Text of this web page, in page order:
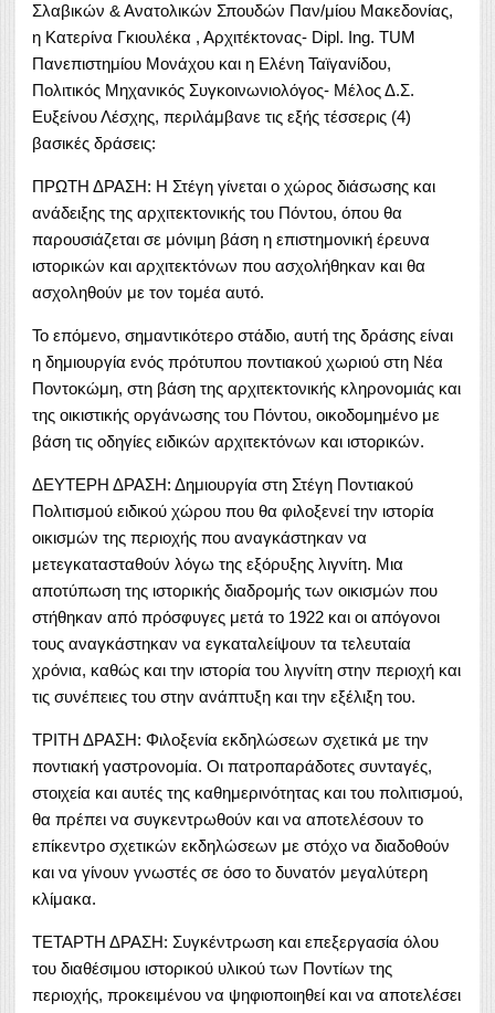
Σλαβικών & Ανατολικών Σπουδών Παν/μίου Μακεδονίας,
η Κατερίνα Γκιουλέκα , Αρχιτέκτονας- Dipl. Ing. TUM
Πανεπιστημίου Μονάχου και η Ελένη Ταϊγανίδου,
Πολιτικός Μηχανικός Συγκοινωνιολόγος- Μέλος Δ.Σ.
Ευξείνου Λέσχης, περιλάμβανε τις εξής τέσσερις (4)
βασικές δράσεις:
ΠΡΩΤΗ ΔΡΑΣΗ: Η Στέγη γίνεται ο χώρος διάσωσης και
ανάδειξης της αρχιτεκτονικής του Πόντου, όπου θα
παρουσιάζεται σε μόνιμη βάση η επιστημονική έρευνα
ιστορικών και αρχιτεκτόνων που ασχολήθηκαν και θα
ασχοληθούν με τον τομέα αυτό.
Το επόμενο, σημαντικότερο στάδιο, αυτή της δράσης είναι
η δημιουργία ενός πρότυπου ποντιακού χωριού στη Νέα
Ποντοκώμη, στη βάση της αρχιτεκτονικής κληρονομιάς και
της οικιστικής οργάνωσης του Πόντου, οικοδομημένο με
βάση τις οδηγίες ειδικών αρχιτεκτόνων και ιστορικών.
ΔΕΥΤΕΡΗ ΔΡΑΣΗ: Δημιουργία στη Στέγη Ποντιακού
Πολιτισμού ειδικού χώρου που θα φιλοξενεί την ιστορία
οικισμών της περιοχής που αναγκάστηκαν να
μετεγκατασταθούν λόγω της εξόρυξης λιγνίτη. Μια
αποτύπωση της ιστορικής διαδρομής των οικισμών που
στήθηκαν από πρόσφυγες μετά το 1922 και οι απόγονοι
τους αναγκάστηκαν να εγκαταλείψουν τα τελευταία
χρόνια, καθώς και την ιστορία του λιγνίτη στην περιοχή και
τις συνέπειες του στην ανάπτυξη και την εξέλιξη του.
ΤΡΙΤΗ ΔΡΑΣΗ: Φιλοξενία εκδηλώσεων σχετικά με την
ποντιακή γαστρονομία. Οι πατροπαράδοτες συνταγές,
στοιχεία και αυτές της καθημερινότητας και του πολιτισμού,
θα πρέπει να συγκεντρωθούν και να αποτελέσουν το
επίκεντρο σχετικών εκδηλώσεων με στόχο να διαδοθούν
και να γίνουν γνωστές σε όσο το δυνατόν μεγαλύτερη
κλίμακα.
ΤΕΤΑΡΤΗ ΔΡΑΣΗ: Συγκέντρωση και επεξεργασία όλου
του διαθέσιμου ιστορικού υλικού των Ποντίων της
περιοχής, προκειμένου να ψηφιοποιηθεί και να αποτελέσει